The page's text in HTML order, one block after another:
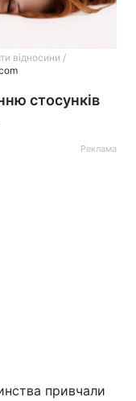
відносини /
стосунків
Реклама
привчали